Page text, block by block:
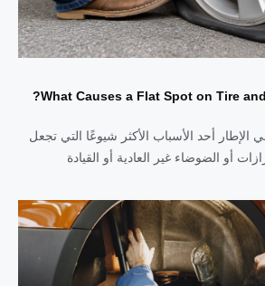
What Causes a Flat Spot on Tire
الإطار أحد الأسباب الأكثر شيوعًا التي تجعل
أو الضوضاء غير العادية أو القيادة